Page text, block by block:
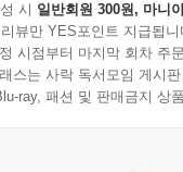
, 자산, 노후 연금’이
는다. 전국 임장을 통
집값으로 이어지는
시 일반회원 300원, 마니
뷰만 YES포인트 지급됩니
시점부터 마지막 회차 주
스는 사락 독서모임 게시
ray, 패션 및 판매금지 상